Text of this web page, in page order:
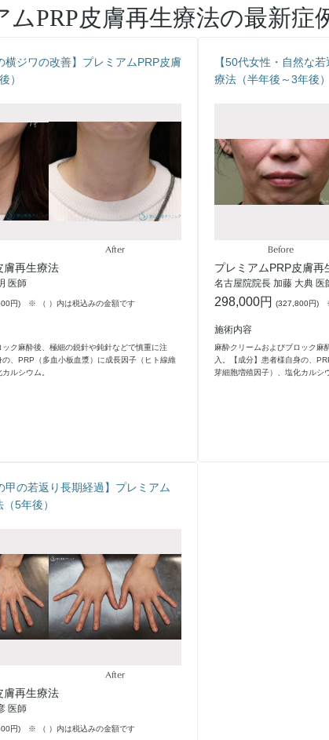
ムPRP皮膚再生療法の最新症
横ジワの改善】プレミアムPRP皮膚
）
After
膚再生療法
医師
円) ※ （ ）内は税込みの金額です
ク麻酔後、極細の鋭針や鈍針などで慎重に注
の、PRP（多血小板血漿）に成長因子（ヒト線維
ルシウム。
【50代女性・自然な
療法（半年後～3年後）
Before
プレミアムPRP皮膚再
名古屋院院長 加藤 大典 医
298,000円 (327,800円)
施術内容
麻酔クリームおよびブロック麻
入。【成分】患者様自身の、
芽細胞増殖因子）、塩化カルシ
甲の若返り長期経過】プレミアム
5年後）
After
膚再生療法
医師
円) ※ （ ）内は税込みの金額です